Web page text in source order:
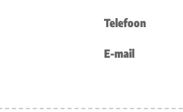
Telefoon
E-mail